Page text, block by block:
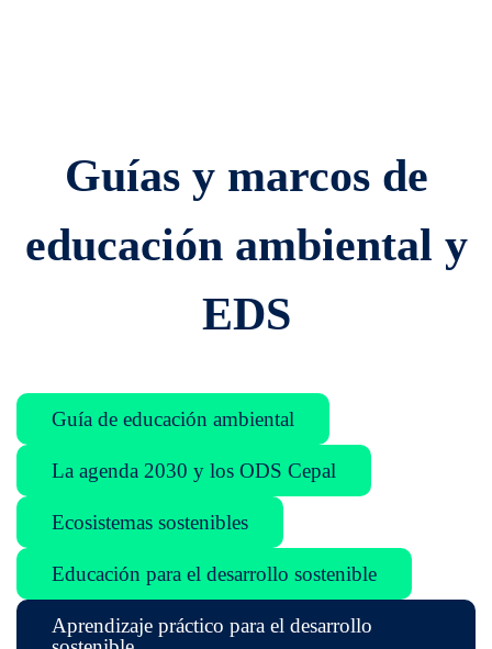
Guías y marcos de
educación ambiental y
EDS
Guía de educación ambiental
La agenda 2030 y los ODS Cepal
Ecosistemas sostenibles
Educación para el desarrollo sostenible
Aprendizaje práctico para el desarrollo